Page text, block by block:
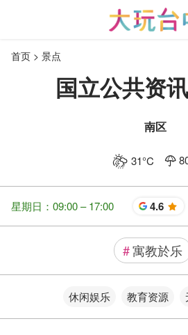
首页 景点
国立公共资
南区
31°C
星期日：09:00 – 17:00 4.6 星
#寓教於乐
休闲娱乐 教育资源